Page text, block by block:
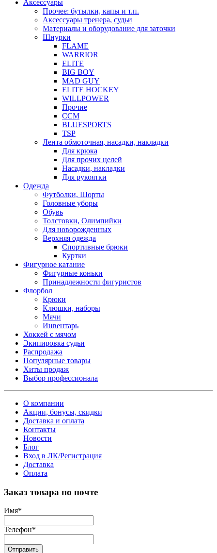
Аксессуары
Прочее: бутылки, капы и т.п.
Аксессуары тренера, судьи
Материалы и оборудование для заточки
Шнурки
FLAME
WARRIOR
ELITE
BIG BOY
MAD GUY
ELITE HOCKEY
WILLPOWER
Прочие
CCM
BLUESPORTS
TSP
Лента обмоточная, насадки, накладки
Для крюка
Для прочих целей
Насадки, накладки
Для рукоятки
Одежда
Футболки, Шорты
Головные уборы
Обувь
Толстовки, Олимпийки
Для новорожденных
Верхняя одежда
Спортивные брюки
Куртки
Фигурное катание
Фигурные коньки
Принадлежности фигуристов
Флорбол
Крюки
Клюшки, наборы
Мячи
Инвентарь
Хоккей с мячом
Экипировка судьи
Распродажа
Популярные товары
Хиты продаж
Выбор профессионала
О компании
Акции, бонусы, скидки
Доставка и оплата
Контакты
Новости
Блог
Вход в ЛК/Регистрация
Доставка
Оплата
Заказ товара по почте
Имя*
Телефон*
Отправить